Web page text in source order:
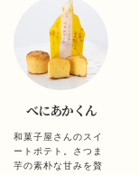
べにあかくん
和菓子屋さんのスイ
ートポテト。さつま
芋の素朴な甘みを贅